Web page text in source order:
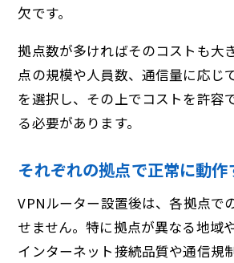
欠です。
拠点数が多ければそのコストも大
点の規模や人員数、通信量に応じ
を選択し、その上でコストを許容
る必要があります。
それぞれの拠点で正常に動作
VPNルーター設置後は、各拠点で
せません。特に拠点が異なる地域
インターネット接続品質や通信規